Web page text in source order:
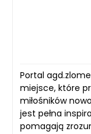
Portal
miejsce, które
miłośników
jest pełna
pomagają